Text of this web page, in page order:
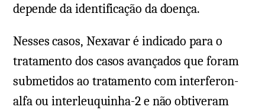
depende da identificação da doença.
Nesses casos, Nexavar é indicado para o
tratamento dos casos avançados que foram
submetidos ao tratamento com interferon-
alfa ou interleuquinha-2 e não obtiveram